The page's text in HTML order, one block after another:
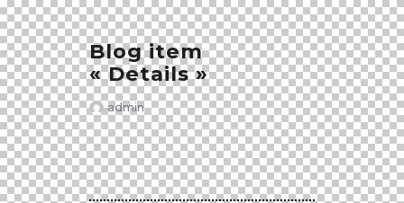
Blog item
« Details »
admin